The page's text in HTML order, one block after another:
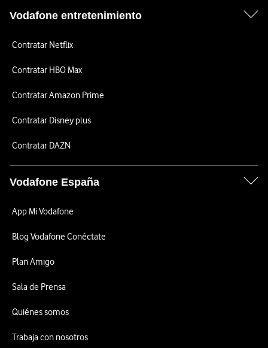
Vodafone entretenimiento
Contratar Netflix
Contratar HBO Max
Contratar Amazon Prime
Contratar Disney plus
Contratar DAZN
Vodafone España
App Mi Vodafone
Blog Vodafone Conéctate
Plan Amigo
Sala de Prensa
Quiénes somos
Trabaja con nosotros